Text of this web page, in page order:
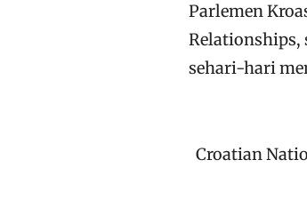
Parlemen
Relationships,
sehari-hari
Croatian